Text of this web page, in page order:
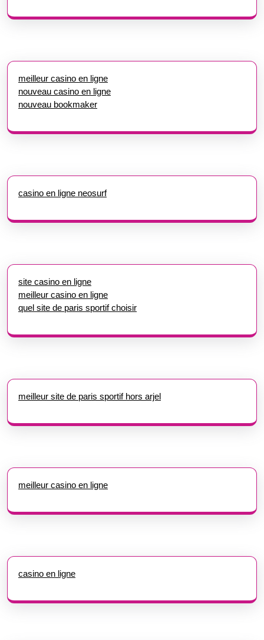
meilleur casino en ligne
nouveau casino en ligne
nouveau bookmaker
casino en ligne neosurf
site casino en ligne
meilleur casino en ligne
quel site de paris sportif choisir
meilleur site de paris sportif hors arjel
meilleur casino en ligne
casino en ligne